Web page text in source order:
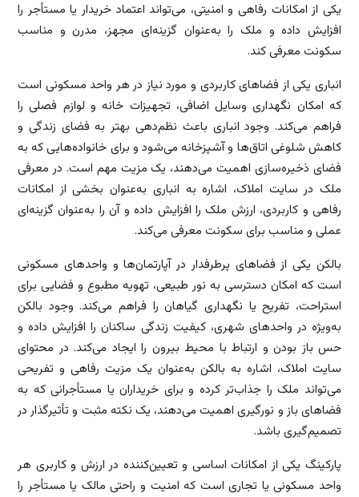
یکی از امکانات رفاهی و امنیتی، می‌تواند اعتماد خریدار یا مستأجر را
افزایش داده و ملک را به‌عنوان گزینه‌ای مجهز، مدرن و مناسب
سکونت معرفی کند.
انباری یکی از فضاهای کاربردی و مورد نیاز در هر واحد مسکونی است
که امکان نگهداری وسایل اضافی، تجهیزات خانه و لوازم فصلی را
فراهم می‌کند. وجود انباری باعث نظم‌دهی بهتر به فضای زندگی و
کاهش شلوغی اتاق‌ها و آشپزخانه می‌شود و برای خانواده‌هایی که به
فضای ذخیره‌سازی اهمیت می‌دهند، یک مزیت مهم است. در معرفی
ملک در سایت املاک، اشاره به انباری به‌عنوان بخشی از امکانات
رفاهی و کاربردی، ارزش ملک را افزایش داده و آن را به‌عنوان گزینه‌ای
عملی و مناسب برای سکونت معرفی می‌کند.
بالکن یکی از فضاهای پرطرفدار در آپارتمان‌ها و واحدهای مسکونی
است که امکان دسترسی به نور طبیعی، تهویه مطبوع و فضایی برای
استراحت، تفریح یا نگهداری گیاهان را فراهم می‌کند. وجود بالکن
به‌ویژه در واحدهای شهری، کیفیت زندگی ساکنان را افزایش داده و
حس باز بودن و ارتباط با محیط بیرون را ایجاد می‌کند. در محتوای
سایت املاک، اشاره به بالکن به‌عنوان یک مزیت رفاهی و تفریحی
می‌تواند ملک را جذاب‌تر کرده و برای خریداران یا مستأجرانی که به
فضاهای باز و نورگیری اهمیت می‌دهند، یک نکته مثبت و تأثیرگذار در
تصمیم‌گیری باشد.
پارکینگ یکی از امکانات اساسی و تعیین‌کننده در ارزش و کاربری هر
واحد مسکونی یا تجاری است که امنیت و راحتی مالک یا مستأجر را